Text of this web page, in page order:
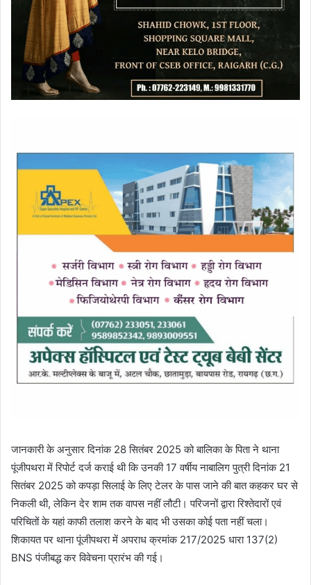
जानकारी के अनुसार दिनांक 28 सितंबर 2025 को बालिका के पिता ने थाना
पूंजीपथरा में रिपोर्ट दर्ज कराई थी कि उनकी 17 वर्षीय नाबालिग पुत्री दिनांक 21
सितंबर 2025 को कपड़ा सिलाई के लिए टेलर के पास जाने की बात कहकर घर से
निकली थी, लेकिन देर शाम तक वापस नहीं लौटी। परिजनों द्वारा रिश्तेदारों एवं
परिचितों के यहां काफी तलाश करने के बाद भी उसका कोई पता नहीं चला।
शिकायत पर थाना पूंजीपथरा में अपराध क्रमांक 217/2025 धारा 137(2)
BNS पंजीबद्ध कर विवेचना प्रारंभ की गई।